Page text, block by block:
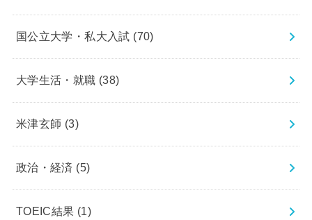
国公立大学・私大入試 (70)
大学生活・就職 (38)
米津玄師 (3)
政治・経済 (5)
TOEIC結果 (1)